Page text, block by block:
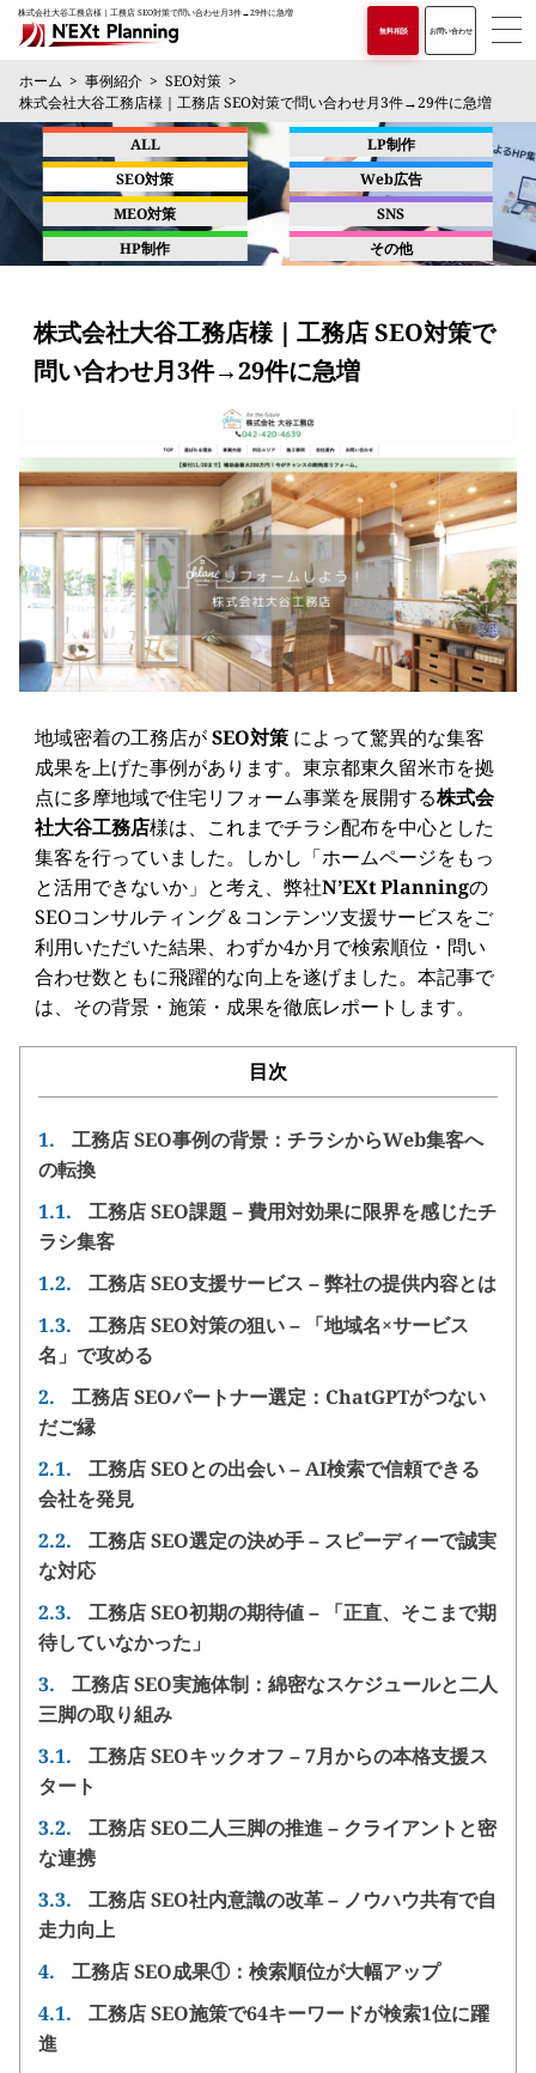
株式会社大谷工務店様｜工務店 SEO対策で問い合わせ月3件→29件に急増
無料相談 お問い合わせ
ホーム 事例紹介
SEO対策
株式会社大谷工務店様｜工務店 SEO対策で問い合わせ月3件→29件に急増
ALL
SEO対策
MEO対策
HP制作
LP制作
Web広告
SNS
その他
株式会社大谷工務店様｜工務店 SEO対策で
問い合わせ月3件→29件に急増
地域密着の工務店がSEO対策 によって驚異的な集客
成果を上げた事例があります。東京都東久留米市を拠
点に多摩地域で住宅リフォーム事業を展開する株式会
社大谷工務店様は、これまでチラシ配布を中心とした
集客を行っていました。しかし「ホームページをもっ
と活用できないか」と考え、弊社N’EXt Planningの
SEOコンサルティング＆コンテンツ支援サービスをご
利用いただいた結果、わずか4か月で検索順位・問い
合わせ数ともに飛躍的な向上を遂げました。本記事で
は、その背景・施策・成果を徹底レポートします。
目次
1.
工務店 SEO事例の背景：チラシからWeb集客へ
の転換
1.1.
工務店 SEO課題 – 費用対効果に限界を感じたチ
ラシ集客
1.2.
工務店 SEO支援サービス – 弊社の提供内容とは
1.3.
工務店 SEO対策の狙い – 「地域名×サービス
名」で攻める
2.
工務店 SEOパートナー選定：ChatGPTがつない
だご縁
2.1.
工務店 SEOとの出会い – AI検索で信頼できる
会社を発見
2.2.
工務店 SEO選定の決め手 – スピーディーで誠実
な対応
2.3.
工務店 SEO初期の期待値 – 「正直、そこまで期
待していなかった」
3.
工務店 SEO実施体制：綿密なスケジュールと二人
三脚の取り組み
3.1.
工務店 SEOキックオフ – 7月からの本格支援ス
タート
3.2.
工務店 SEO二人三脚の推進 – クライアントと密
な連携
3.3.
工務店 SEO社内意識の改革 – ノウハウ共有で自
走力向上
4.
工務店 SEO成果①：検索順位が大幅アップ
4.1.
工務店 SEO施策で64キーワードが検索1位に躍
進